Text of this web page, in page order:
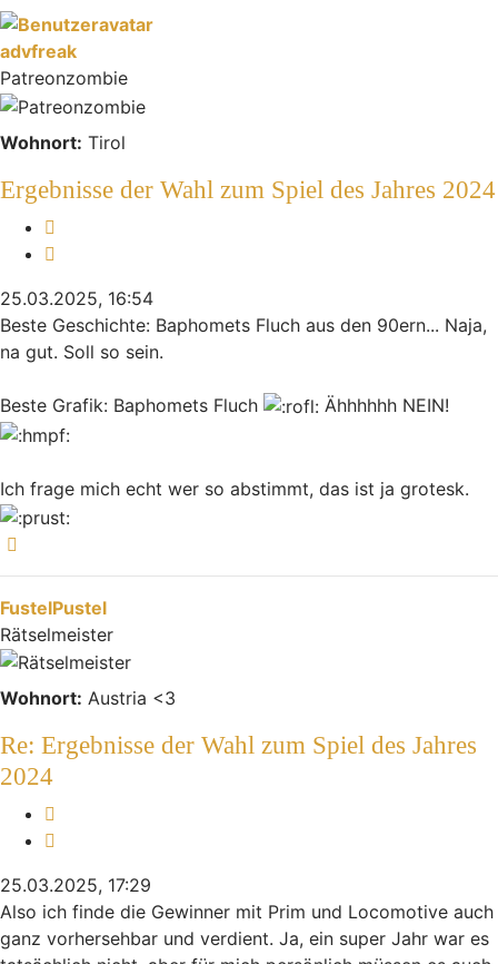
advfreak
Patreonzombie
Wohnort: Tirol
Ergebnisse der Wahl zum Spiel des Jahres 2024
25.03.2025, 16:54
Beste Geschichte: Baphomets Fluch aus den 90ern... Naja,
na gut. Soll so sein.
Beste Grafik: Baphomets Fluch Ähhhhhh NEIN!
Ich frage mich echt wer so abstimmt, das ist ja grotesk.
FustelPustel
Rätselmeister
Wohnort: Austria <3
Re: Ergebnisse der Wahl zum Spiel des Jahres
2024
25.03.2025, 17:29
Also ich finde die Gewinner mit Prim und Locomotive auch
ganz vorhersehbar und verdient. Ja, ein super Jahr war es